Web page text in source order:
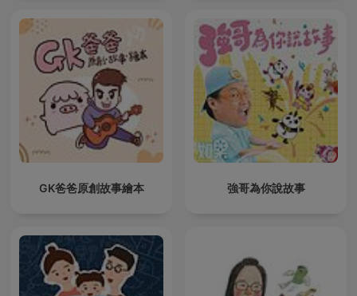
GK爸爸原創故事繪本 強哥為你說故事